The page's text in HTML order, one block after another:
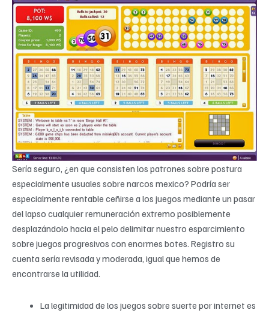
Serí­a seguro, ¿en que consisten los patrones sobre postura
especialmente usuales sobre narcos mexico? Podría ser
especialmente rentable ceñirse a los juegos mediante un pasar
del lapso cualquier remuneración extremo posiblemente
desplazándolo hacia el pelo delimitar nuestro esparcimiento
sobre juegos progresivos con enormes botes. Registro su
cuenta sería revisada y moderada, igual que hemos de
encontrarse la utilidad.
La legitimidad de los juegos sobre suerte por internet es